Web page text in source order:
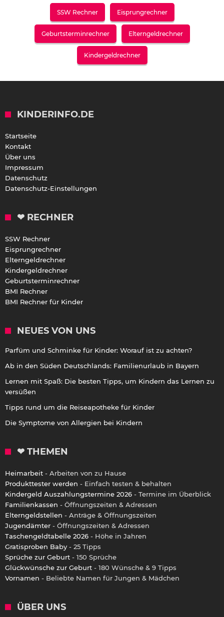
SSW Rechner Eisprungrechner
Geburtsterminrechner Elterngeldrechner
Kindergeldrechner
KINDERINFO.DE
Startseite
Kontakt
Über uns
Impressum
Datenschutz
Datenschutz-Einstellungen
❤ RECHNER
SSW Rechner
Eisprungrechner
Elterngeldrechner
Kindergeldrechner
Geburtsterminrechner
BMI Rechner
BMI Rechner für Kinder
NEUES VON UNS
Parfüm und Schminke für Kinder: Worauf ist zu achten?
Ab in den Süden Deutschlands: Familienurlaub in Bayern
Lernen mit Spaß: Die besten Tipps, um Kindern das Lernen zu
versüßen
Tipps rund um die Reiseapotheke für Kinder
Die Symptome von Allergien bei Kindern
❤ THEMEN
Heimarbeit - Arbeiten von zu Hause
Produkttester werden - Einfach testen & behalten
Kindergeld Auszahlungstermine 2026 - Termine im Überblick
Familienkassen - Öffnungszeiten & Adressen
Elterngeldstellen - Anträge & Öffnungszeiten
Jugendämter - Öffnungszeiten & Adressen
Taschengeldtabelle 2026 - Höhe in Jahren
Gratisproben Baby - 25 Tipps
Sprüche zur Geburt - 150 Sprüche
Glückwünsche zur Geburt - 180 Wünsche & 9 Tipps
Vornamen - Beliebte Namen für Jungen & Mädchen
ÜBER UNS